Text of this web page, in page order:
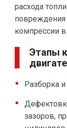
расхода
повреждения
компрессии
Этапы
Разборка и
зазоров,